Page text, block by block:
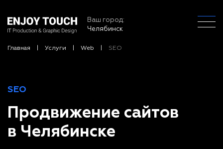
Ваш город:
Челябинск
Главная Услуги Web SEO
SEO
Продвижение сайтов
в Челябинске